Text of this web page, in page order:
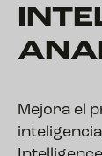
Mejora el